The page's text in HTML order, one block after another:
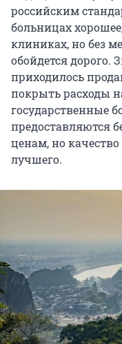
российским
больницах
клиниках, но без
обойдется дорого.
приходилось
покрыть расходы
государственные
предоставляются
ценам, но
лучшего.